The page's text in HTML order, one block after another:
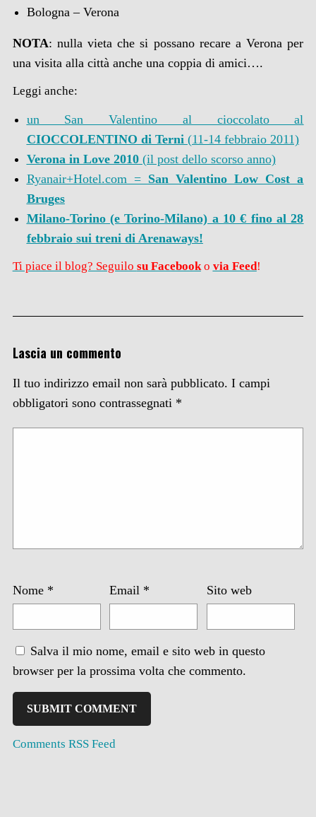
Bologna – Verona
NOTA: nulla vieta che si possano recare a Verona per
una visita alla città anche una coppia di amici….
Leggi anche:
un San Valentino al cioccolato al
CIOCCOLENTINO di Terni (11-14 febbraio 2011)
Verona in Love 2010(il post dello scorso anno)
Ryanair+Hotel.com = San Valentino Low Cost a
Bruges
Milano-Torino (e Torino-Milano) a 10 € fino al 28
febbraio sui treni di Arenaways!
Ti piace il blog? Seguilo su Facebook o via Feed!
Lascia un commento
Il tuo indirizzo email non sarà pubblicato. I campi
obbligatori sono contrassegnati *
Nome * Email * Sito web
Salva il mio nome, email e sito web in questo
browser per la prossima volta che commento.
Comments RSS Feed